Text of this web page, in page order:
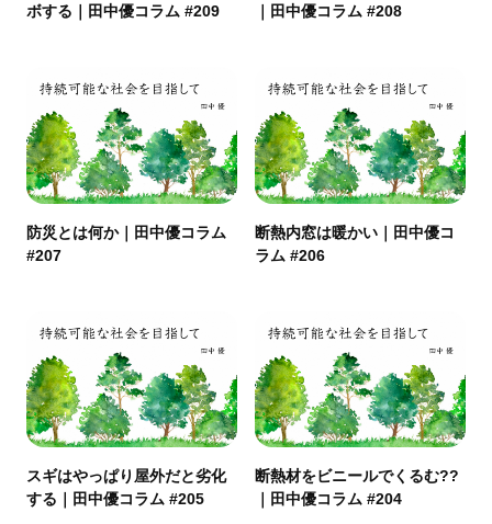
ボする｜田中優コラム #209
｜田中優コラム #208
防災とは何か｜田中優コラム
#207
断熱内窓は暖かい｜田中優コ
ラム #206
スギはやっぱり屋外だと劣化
する｜田中優コラム #205
断熱材をビニールでくるむ??
｜田中優コラム #204